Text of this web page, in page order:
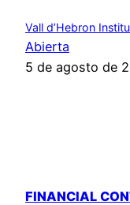
Vall d’Hebron
Abierta
5 de agosto de
FINANCIAL